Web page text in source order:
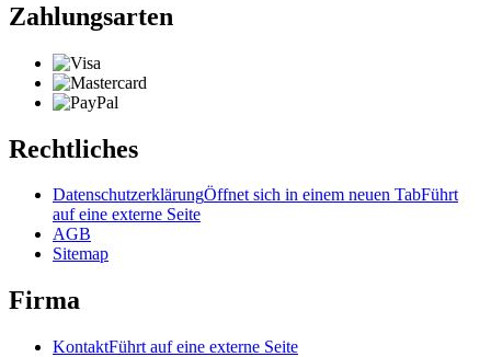
Zahlungsarten
Rechtliches
DatenschutzerklärungÖffnet sich in einem neuen TabFührt
auf eine externe Seite
AGB
Sitemap
Firma
KontaktFührt auf eine externe Seite